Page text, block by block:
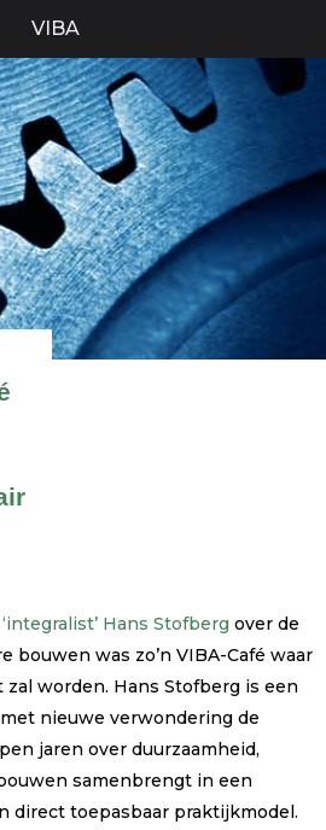
VIBA
‘integralist’ Hans Stofberg over de
bouwen was zo’n VIBA-Café waar
zal worden. Hans Stofberg is een
nieuwe verwondering de
jaren over duurzaamheid,
samenbrengt in een
direct toepasbaar praktijkmodel.